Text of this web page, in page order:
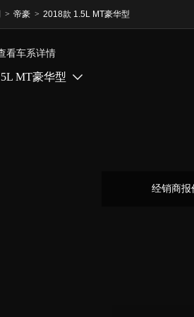
> 帝豪 > 2018款 1.5L MT豪华型
看车系详情
MT豪华型
经销商报